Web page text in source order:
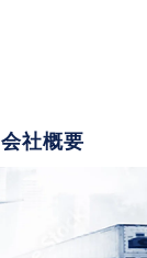
会社概要